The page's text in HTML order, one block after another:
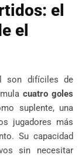
el
el
son difíciles de
cuatro goles
suplente, una
jugadores más
Su capacidad
sin necesitar